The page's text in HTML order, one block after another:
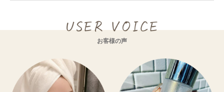
お客様の声